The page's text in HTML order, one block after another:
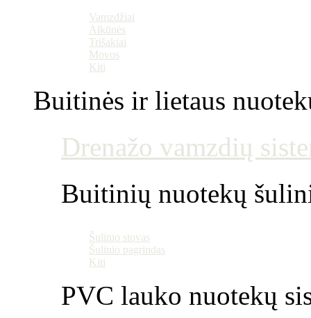
Vamzdžiai
Alkūnės
Trišakiai
Movos
Kiti
Buitinės ir lietaus
Drenažo vamzdių
Buitinių nuotekų
Šulinio stovas
Šulinio pagrindas
Kiti
PVC lauko nuotekų